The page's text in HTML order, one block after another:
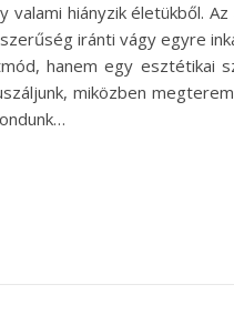
valami hiányzik életükből.
iránti vágy egyre
hanem egy esztétikai
miközben